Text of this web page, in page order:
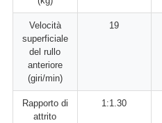
Velocità
superficiale
del rullo
anteriore
(giri/min)
19
Rapporto di
attrito
1:1.30